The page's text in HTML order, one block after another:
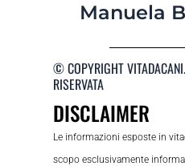
Manuela
© COPYRIGHT
RISERVATA
DISCLAIMER
Le informazioni esposte in
scopo esclusivamente